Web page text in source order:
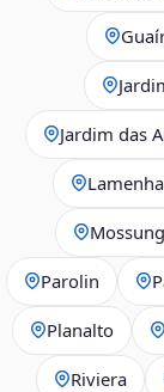
Jardim das
Parolin
Planalto
Riviera